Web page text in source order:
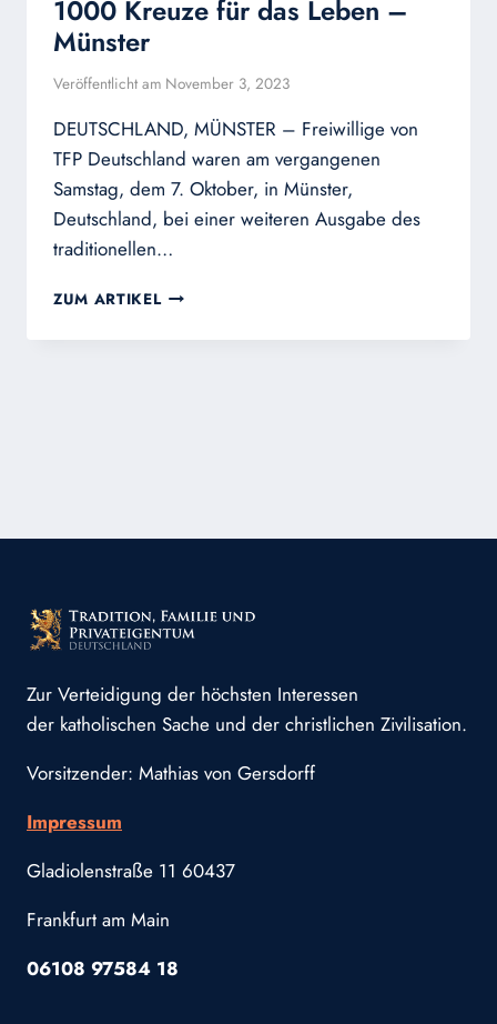
1000 Kreuze für das Leben –
Münster
Veröffentlicht am November 3, 2023
DEUTSCHLAND, MÜNSTER – Freiwillige von
TFP Deutschland waren am vergangenen
Samstag, dem 7. Oktober, in Münster,
Deutschland, bei einer weiteren Ausgabe des
traditionellen…
ZUM ARTIKEL 1000
FÜR
Zur Verteidigung der höchsten Interessen
der katholischen Sache und der christlichen Zivilisation.
Vorsitzender: Mathias von Gersdorff
Impressum
Gladiolenstraße 11 60437
Frankfurt am Main
06108 97584 18